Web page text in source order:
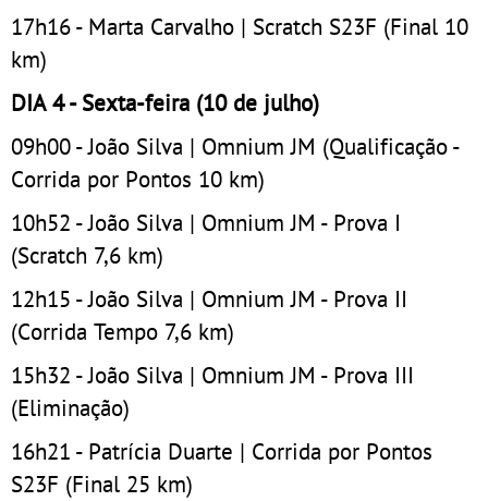
17h16 - Marta Carvalho | Scratch S23F (Final 10
km)
DIA 4 - Sexta-feira (10 de julho)
09h00 - João Silva | Omnium JM (Qualificação -
Corrida por Pontos 10 km)
10h52 - João Silva | Omnium JM - Prova I
(Scratch 7,6 km)
12h15 - João Silva | Omnium JM - Prova II
(Corrida Tempo 7,6 km)
15h32 - João Silva | Omnium JM - Prova III
(Eliminação)
16h21 - Patrícia Duarte | Corrida por Pontos
S23F (Final 25 km)